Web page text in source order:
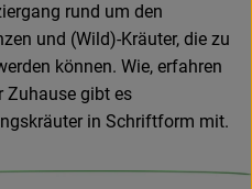
rund um den
und (Wild)-Kräuter, die zu
können. Wie, erfahren
Zuhause gibt es
in Schriftform mit.